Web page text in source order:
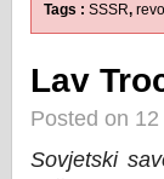
Tags : SSSR,
Lav
Posted on
Sovjetski